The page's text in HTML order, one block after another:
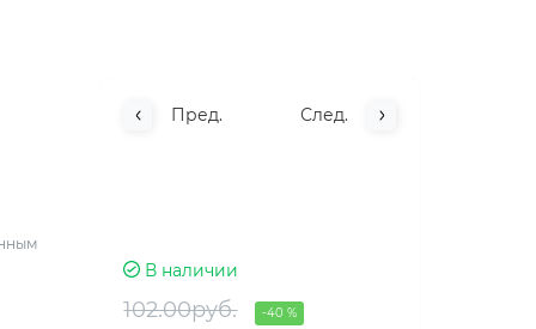
Пред. След.
В наличии
102.00руб. -40 %